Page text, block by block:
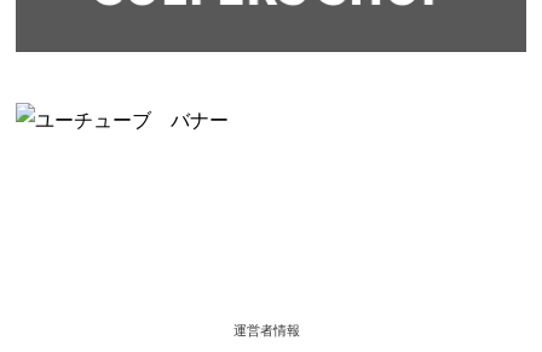
運営者情報